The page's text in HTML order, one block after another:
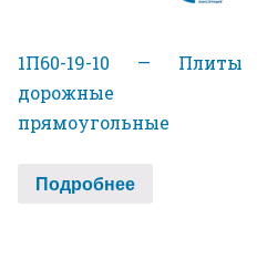
1П60-19-10 — Плиты
дорожные
прямоугольные
Подробнее